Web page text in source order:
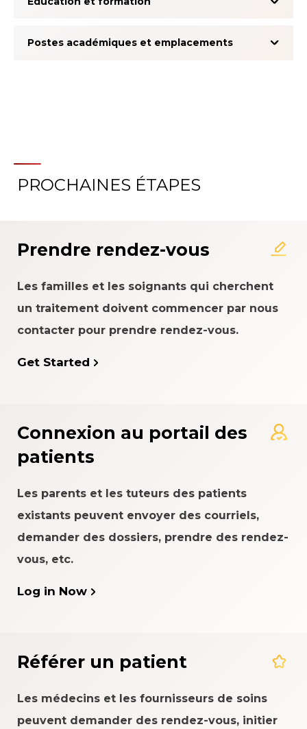
Postes académiques et emplacements
À propos du système
PROCHAINES ÉTAPES
Prendre rendez-vous
Les familles et les soignants qui cherchent
un traitement doivent commencer par nous
contacter pour prendre rendez-vous.
Get Started
Connexion au portail des
patients
Les parents et les tuteurs des patients
existants peuvent envoyer des courriels,
demander des dossiers, prendre des rendez-
vous, etc.
Log in Now
Référer un patient
Les médecins et les fournisseurs de soins
peuvent demander des rendez-vous, initier